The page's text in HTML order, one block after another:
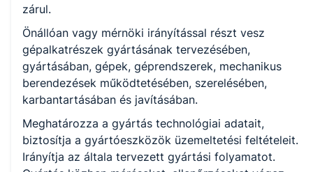
KKK/PTT
KKK letöltése (pdf)
PTT letöltése (pdf)
Okleveles technikusképzés
Igen
zárul.
Önállóan vagy mérnöki irányítással részt vesz
gépalkatrészek gyártásának tervezésében,
gyártásában, gépek, géprendszerek, mechanikus
berendezések működtetésében, szerelésében,
karbantartásában és javításában.
Meghatározza a gyártás technológiai adatait,
biztosítja a gyártóeszközök üzemeltetési feltételeit.
Irányítja az általa tervezett gyártási folyamatot.